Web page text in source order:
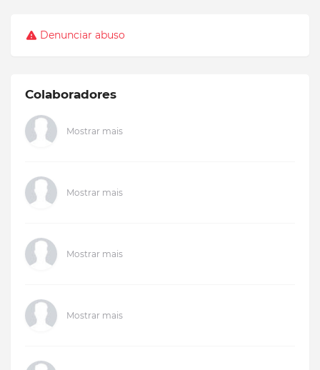
Denunciar abuso
Colaboradores
Mostrar mais
Mostrar mais
Mostrar mais
Mostrar mais